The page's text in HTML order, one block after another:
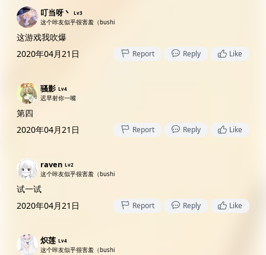
叮当呀丶 Lv3
这个咔友似乎很害羞（bushi
这游戏我吹爆
2020年04月21日
Report Reply Like
骚影 Lv4
迟早射你一嘴
第四
2020年04月21日
Report Reply Like
raven Lv2
这个咔友似乎很害羞（bushi
试一试
2020年04月21日
Report Reply Like
炽莲 Lv4
这个咔友似乎很害羞（bushi